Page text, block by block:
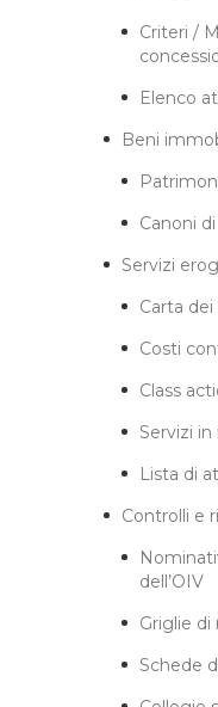
Criteri /
Elenco
Beni
Canoni
Servizi
Carta dei
Costi
Class
Servizi in
Lista di
Controlli e
dell’OIV
Griglie di
Schede